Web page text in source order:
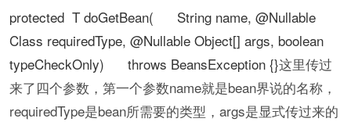
protected T doGetBean( String name, @Nullable
Class requiredType, @Nullable Object[] args, boolean
typeCheckOnly) throws BeansException {}这里传过
来了四个参数，第一个参数name就是bean界说的名称，
requiredType是bean所需要的类型，args是显式传过来的